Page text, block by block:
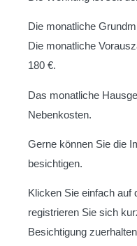
Die monatliche
Die monatliche
180 €.
Das monatliche
Nebenkosten.
Gerne können Sie die
besichtigen.
Klicken Sie einfach auf
registrieren Sie sich
Besichtigung